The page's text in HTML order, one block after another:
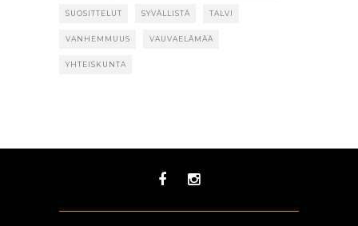
SUOSITTELUT SYVÄLLISTÄ TALVI
VANHEMMUUS VAUVAELÄMÄÄ
YHTEISKUNTA